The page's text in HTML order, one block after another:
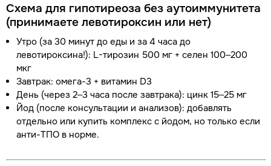
Схема для гипотиреоза без аутоиммунитета
(принимаете левотироксин или нет)
Утро (за 30 минут до еды и за 4 часа до
левотироксина!): L-тирозин 500 мг + селен 100–200
мкг
Завтрак: омега-3 + витамин D3
День (через 2–3 часа после завтрака): цинк 15–25 мг
Йод (после консультации и анализов): добавлять
отдельно или купить комплекс с йодом, но только если
анти-ТПО в норме.